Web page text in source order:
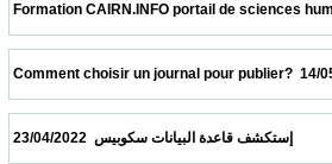
Formation CAIRN.INFO portail de
Comment choisir un journal pour